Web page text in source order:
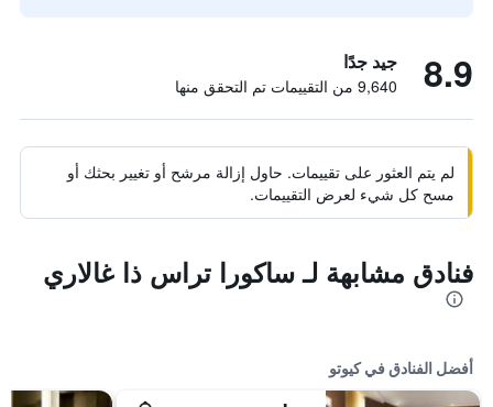
8.9 جيد جدًا
9,640 من التقييمات تم التحقق منها
لم يتم العثور على تقييمات. حاول إزالة مرشح أو تغيير بحثك أو
مسح كل شيء لعرض التقييمات.
فنادق مشابهة لـ ساكورا تراس ذا غالاري
أفضل الفنادق في كيوتو